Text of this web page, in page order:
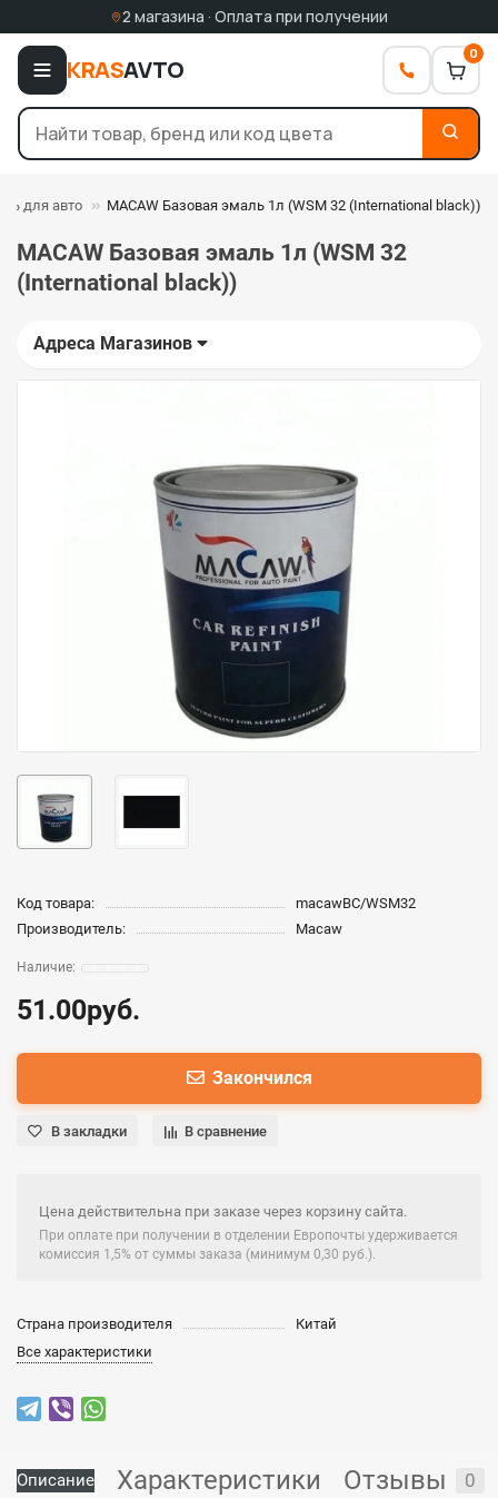
2 магазина · Оплата при получении
KRASAVTO
0
для авто MACAW Базовая эмаль 1л (WSM 32 (International black))
MACAW Базовая эмаль 1л (WSM 32
(International black))
Адреса Магазинов
Код товара:
macawBC/WSM32
Производитель:
Macaw
51.00руб.
Закончился
В закладки В сравнение
Цена действительна при заказе через корзину сайта.
При оплате при получении в отделении Европочты удерживается
комиссия 1,5% от суммы заказа (минимум 0,30 руб.).
Страна производителя
Китай
Все характеристики
Описание Характеристики Отзывы 0